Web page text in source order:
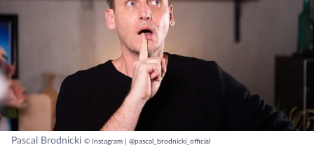
Pascal Brodnicki © Instagram | @pascal_brodnicki_official